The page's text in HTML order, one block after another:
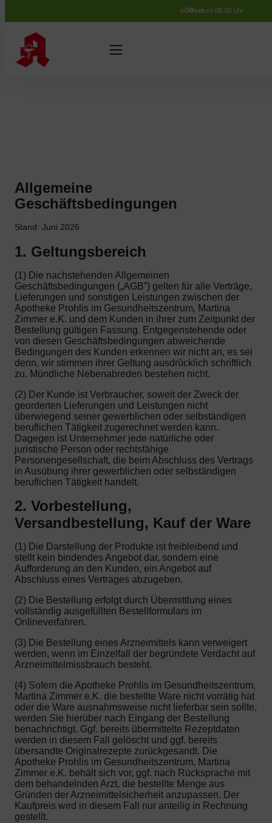
Öffnetum 08:00 Uhr
Allgemeine
Geschäftsbedingungen
Stand: Juni 2026
1. Geltungsbereich
(1) Die nachstehenden Allgemeinen
Geschäftsbedingungen („AGB”) gelten für alle Verträge,
Lieferungen und sonstigen Leistungen zwischen der
Apotheke Prohlis im Gesundheitszentrum, Martina
Zimmer e.K. und dem Kunden in ihrer zum Zeitpunkt der
Bestellung gültigen Fassung. Entgegenstehende oder
von diesen Geschäftsbedingungen abweichende
Bedingungen des Kunden erkennen wir nicht an, es sei
denn, wir stimmen ihrer Geltung ausdrücklich schriftlich
zu. Mündliche Nebenabreden bestehen nicht.
(2) Der Kunde ist Verbraucher, soweit der Zweck der
georderten Lieferungen und Leistungen nicht
überwiegend seiner gewerblichen oder selbständigen
beruflichen Tätigkeit zugerechnet werden kann.
Dagegen ist Unternehmer jede natürliche oder
juristische Person oder rechtsfähige
Personengesellschaft, die beim Abschluss des Vertrags
in Ausübung ihrer gewerblichen oder selbständigen
beruflichen Tätigkeit handelt.
2. Vorbestellung,
Versandbestellung, Kauf der Ware
(1) Die Darstellung der Produkte ist freibleibend und
stellt kein bindendes Angebot dar, sondern eine
Aufforderung an den Kunden, ein Angebot auf
Abschluss eines Vertrages abzugeben.
(2) Die Bestellung erfolgt durch Übermittlung eines
vollständig ausgefüllten Bestellformulars im
Onlineverfahren.
(3) Die Bestellung eines Arzneimittels kann verweigert
werden, wenn im Einzelfall der begründete Verdacht auf
Arzneimittelmissbrauch besteht.
(4) Sofern die Apotheke Prohlis im Gesundheitszentrum,
Martina Zimmer e.K. die bestellte Ware nicht vorrätig hat
oder die Ware ausnahmsweise nicht lieferbar sein sollte,
werden Sie hierüber nach Eingang der Bestellung
benachrichtigt. Ggf. bereits übermittelte Rezeptdaten
werden in diesem Fall gelöscht und ggf. bereits
übersandte Originalrezepte zurückgesandt. Die
Apotheke Prohlis im Gesundheitszentrum, Martina
Zimmer e.K. behält sich vor, ggf. nach Rücksprache mit
dem behandelnden Arzt, die bestellte Menge aus
Gründen der Arzneimittelsicherheit anzupassen. Der
Kaufpreis wird in diesem Fall nur anteilig in Rechnung
gestellt.